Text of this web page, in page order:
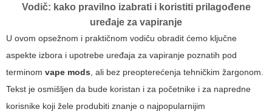
Vodič: kako pravilno izabrati i koristiti prilagođene
uređaje za vapiranje
U ovom opsežnom i praktičnom vodiču obradit ćemo ključne
aspekte izbora i upotrebe uređaja za vapiranje poznatih pod
terminom vape mods, ali bez preopterećenja tehničkim žargonom.
Tekst je osmišljen da bude koristan i za početnike i za napredne
korisnike koji žele produbiti znanje o najpopularnijim